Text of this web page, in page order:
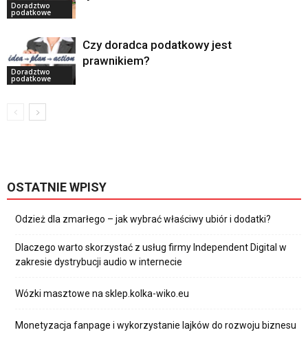
Doradztwo
podatkowe
Doradztwo
podatkowe
Czy doradca podatkowy jest
prawnikiem?
OSTATNIE WPISY
Odzież dla zmarłego – jak wybrać właściwy ubiór i dodatki?
Dlaczego warto skorzystać z usług firmy Independent Digital w
zakresie dystrybucji audio w internecie
Wózki masztowe na sklep.kolka-wiko.eu
Monetyzacja fanpage i wykorzystanie lajków do rozwoju biznesu